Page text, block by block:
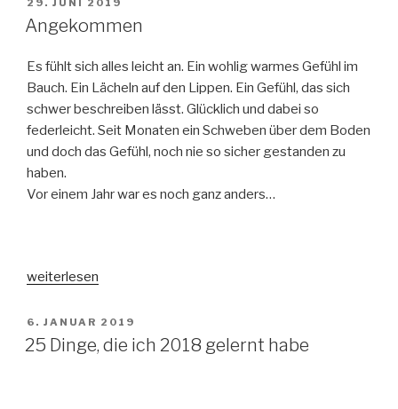
mal
erreichbar
📱
🙅🏼‍♀️“
AM
29. JUNI 2019
Angekommen
Es fühlt sich alles leicht an. Ein wohlig warmes Gefühl im
Bauch. Ein Lächeln auf den Lippen. Ein Gefühl, das sich
schwer beschreiben lässt. Glücklich und dabei so
federleicht. Seit Monaten ein Schweben über dem Boden
und doch das Gefühl, noch nie so sicher gestanden zu
haben.
Vor einem Jahr war es noch ganz anders…
„Angekommen“
weiterlesen
VERÖFFENTLICHT
AM
6. JANUAR 2019
25 Dinge, die ich 2018 gelernt habe